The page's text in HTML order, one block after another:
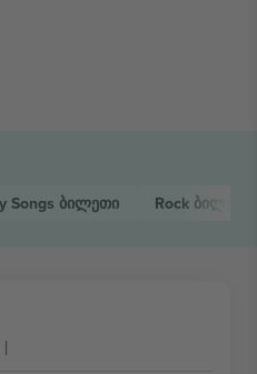
Songs ბილეთი Rock ბილეთი